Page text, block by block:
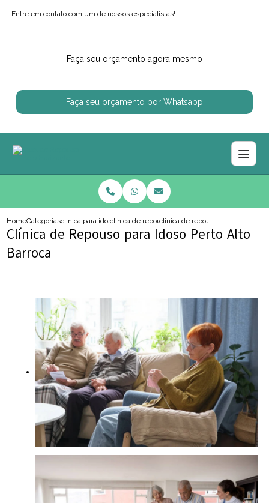
Entre em contato com um de nossos especialistas!
Faça seu orçamento agora mesmo
Faça seu orçamento por Whatsapp
HomeCategoriasclinica para idososclinica de repouso para idoso com alzheimer
clinica de repouso para idoso
Clínica de Repouso para Idoso Perto Alto
Barroca